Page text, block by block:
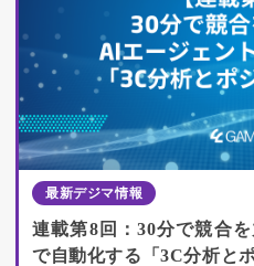
最新デジマ情報
連載第8回：30分で競合
で自動化する「3C分析と